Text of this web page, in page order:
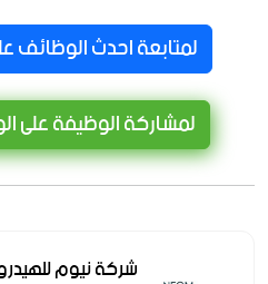
لمتابعة احدث الوظائف
لمشاركة الوظيفة على